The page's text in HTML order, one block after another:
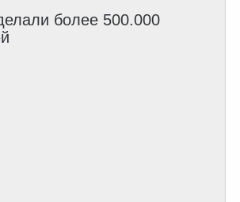
более 500.000